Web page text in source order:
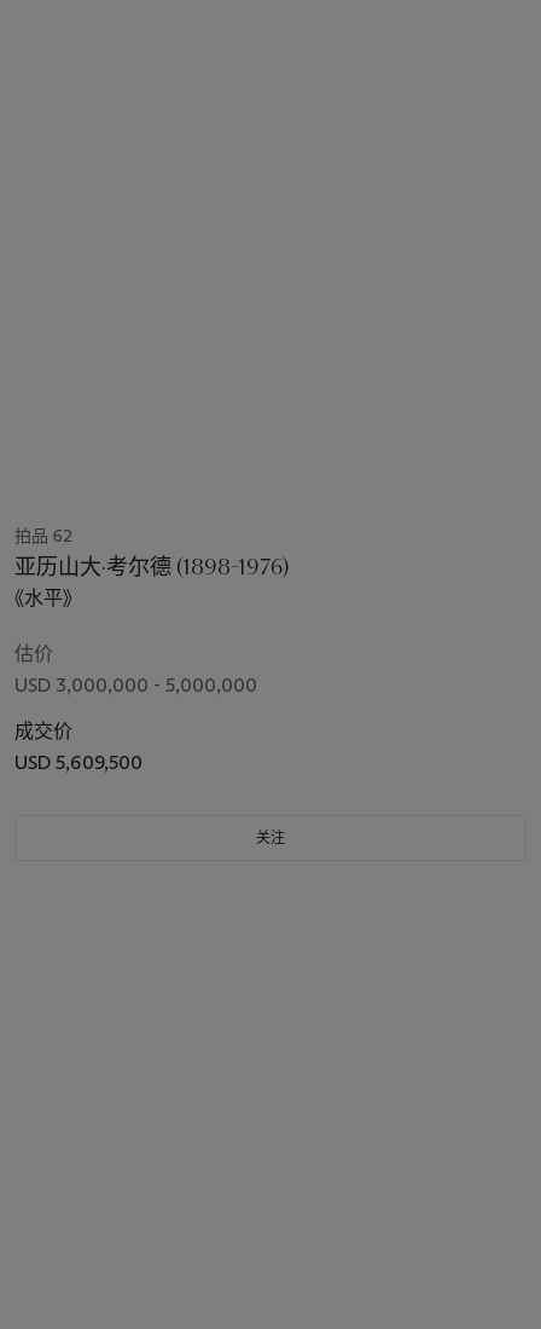
拍品 62
亚历山大·考尔德 (1898-1976)
《水平》
估价
USD 3,000,000 - 5,000,000
成交价
USD 5,609,500
关注